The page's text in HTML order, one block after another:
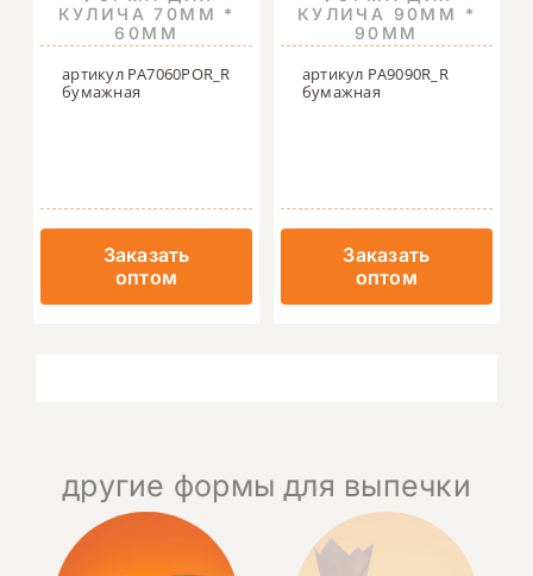
КУЛИЧА 70ММ *
60ММ
артикул PA7060POR_R
бумажная
Заказать
оптом
КУЛИЧА 90ММ *
90ММ
артикул PA9090R_R
бумажная
Заказать
оптом
другие формы для выпечки